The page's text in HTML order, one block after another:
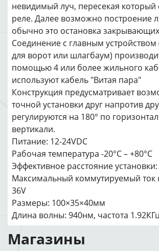
невидимый луч, пересекая который
реле. Далее возможно построение
обычно это остановка
Соединение с главным устройством
для ворот или шлагбаум)
помощью 4 или более жильного
используют кабель "Витая пара"
Конструкция предусматривает
точной установки друг напротив
регулируются на 180° по
вертикали.
Питание: 12-24VDC
Рабочая температура -20°C – +80°C
Эффективное расстояние
Максимальный коммутируемый ток
36V
Размеры: 100×35×40мм
Длина волны: 940нм, частота
Магазины